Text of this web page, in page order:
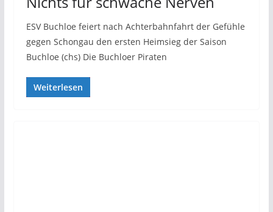
ESV Buchloe feiert nach Achterbahnfahrt der Gefühle
gegen Schongau den ersten Heimsieg der Saison
Buchloe (chs) Die Buchloer Piraten
Weiterlesen